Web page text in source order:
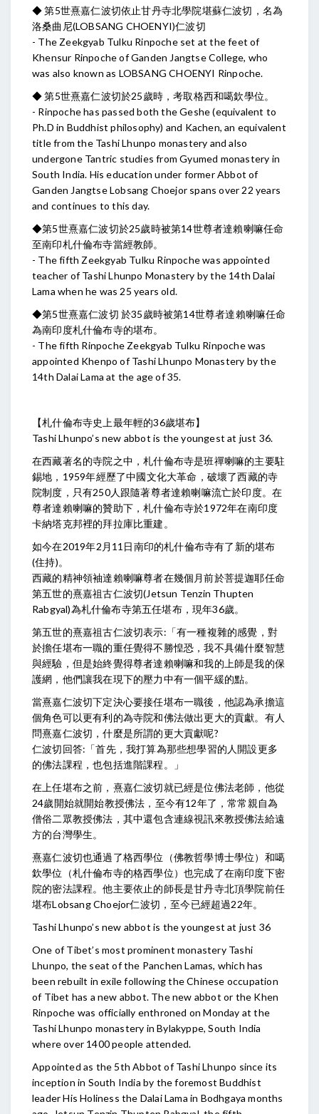
◆ 第5世熹嘉仁波切依止甘丹寺北學院堪蘇仁波切，名為
洛桑曲尼(LOBSANG CHOENYI)仁波切
- The Zeekgyab Tulku Rinpoche set at the feet of
Khensur Rinpoche of Ganden Jangtse College, who
was also known as LOBSANG CHOENYI Rinpoche.
◆ 第5世熹嘉仁波切於25歲時，考取格西和噶欽學位。
- Rinpoche has passed both the Geshe (equivalent to
Ph.D in Buddhist philosophy) and Kachen, an equivalent
title from the Tashi Lhunpo monastery and also
undergone Tantric studies from Gyumed monastery in
South India. His education under former Abbot of
Ganden Jangtse Lobsang Choejor spans over 22 years
and continues to this day.
◆第5世熹嘉仁波切於25歲時被第14世尊者達賴喇嘛任命
至南印札什倫布寺當經教師。
- The fifth Zeekgyab Tulku Rinpoche was appointed
teacher of Tashi Lhunpo Monastery by the 14th Dalai
Lama when he was 25 years old.
◆第5世熹嘉仁波切 於35歲時被第14世尊者達賴喇嘛任命
為南印度札什倫布寺的堪布。
- The fifth Rinpoche Zeekgyab Tulku Rinpoche was
appointed Khenpo of Tashi Lhunpo Monastery by the
14th Dalai Lama at the age of 35.
【札什倫布寺史上最年輕的36歲堪布】
Tashi Lhunpo’s new abbot is the youngest at just 36.
在西藏著名的寺院之中，札什倫布寺是班禪喇嘛的主要駐
錫地，1959年經歷了中國文化大革命，破壞了西藏的寺
院制度，只有250人跟隨著尊者達賴喇嘛流亡於印度。在
尊者達賴喇嘛的贊助下，札什倫布寺於1972年在南印度
卡納塔克邦裡的拜拉庫比重建。
如今在2019年2月11日南印的札什倫布寺有了新的堪布
(住持)。
西藏的精神領袖達賴喇嘛尊者在幾個月前於菩提迦耶任命
第五世的熹嘉祖古仁波切(Jetsun Tenzin Thupten
Rabgyal)為札什倫布寺第五任堪布，現年36歲。
第五世的熹嘉祖古仁波切表示:「有一種複雜的感覺，對
於擔任堪布一職的重任覺得不勝惶恐，我不具備什麼智慧
與經驗，但是始終覺得尊者達賴喇嘛和我的上師是我的保
護網，他們讓我在現下的壓力中有一個平緩的點。
當熹嘉仁波切下定決心要接任堪布一職後，他認為承擔這
個角色可以更有利的為寺院和佛法做出更大的貢獻。有人
問熹嘉仁波切，什麼是所謂的更大貢獻呢?
仁波切回答:「首先，我打算為那些想學習的人開設更多
的佛法課程，也包括進階課程。」
在上任堪布之前，熹嘉仁波切就已經是位佛法老師，他從
24歲開始就開始教授佛法，至今有12年了，常常親自為
僧俗二眾教授佛法，其中還包含連線視訊來教授佛法給遠
方的台灣學生。
熹嘉仁波切也通過了格西學位（佛教哲學博士學位）和噶
欽學位（札什倫布寺的格西學位）也完成了在南印度下密
院的密法課程。他主要依止的師長是甘丹寺北頂學院前任
堪布Lobsang Choejor仁波切，至今已經超過22年。
Tashi Lhunpo’s new abbot is the youngest at just 36
One of Tibet’s most prominent monastery Tashi
Lhunpo, the seat of the Panchen Lamas, which has
been rebuilt in exile following the Chinese occupation
of Tibet has a new abbot. The new abbot or the Khen
Rinpoche was officially enthroned on Monday at the
Tashi Lhunpo monastery in Bylakyppe, South India
where over 1400 people attended.
Appointed as the 5th Abbot of Tashi Lhunpo since its
inception in South India by the foremost Buddhist
leader His Holiness the Dalai Lama in Bodhgaya months